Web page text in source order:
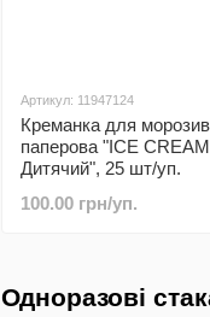
Одноразові
Артикул: 11947124
Креманка для
паперова "ICE CREAM
Дитячий", 25 шт/уп.
100.00 грн/уп.